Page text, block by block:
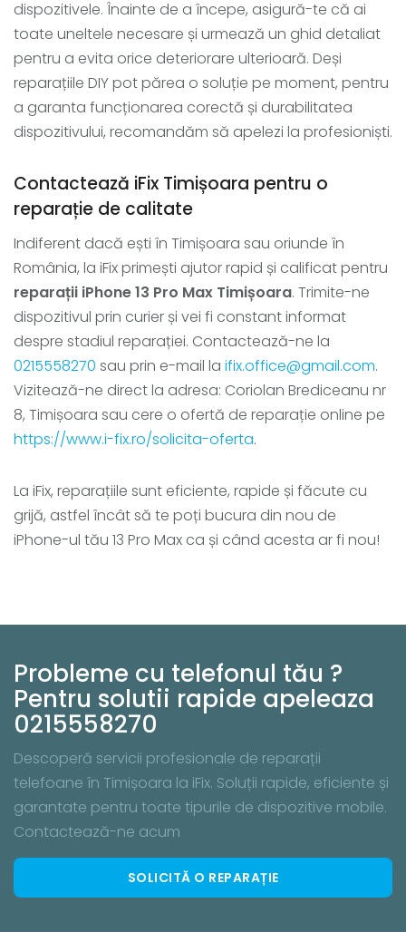
dispozitivele. Înainte de a începe, asigură-te că ai
toate uneltele necesare și urmează un ghid detaliat
pentru a evita orice deteriorare ulterioară. Deși
reparațiile DIY pot părea o soluție pe moment, pentru
a garanta funcționarea corectă și durabilitatea
dispozitivului, recomandăm să apelezi la profesioniști.
Contactează iFix Timișoara pentru o
reparație de calitate
Indiferent dacă ești în Timișoara sau oriunde în
România, la iFix primești ajutor rapid și calificat pentru
reparații iPhone 13 Pro Max Timișoara. Trimite-ne
dispozitivul prin curier și vei fi constant informat
despre stadiul reparației. Contactează-ne la
0215558270 sau prin e-mail la ifix.office@gmail.com.
Vizitează-ne direct la adresa: Coriolan Brediceanu nr
8, Timișoara sau cere o ofertă de reparație online pe
https://www.i-fix.ro/solicita-oferta.
La iFix, reparațiile sunt eficiente, rapide și făcute cu
grijă, astfel încât să te poți bucura din nou de
iPhone-ul tău 13 Pro Max ca și când acesta ar fi nou!
Probleme cu telefonul tău ?
Pentru solutii rapide apeleaza
0215558270
Descoperă servicii profesionale de reparații
telefoane în Timișoara la iFix. Soluții rapide, eficiente și
garantate pentru toate tipurile de dispozitive mobile.
Contactează-ne acum
SOLICITĂ O REPARAȚIE